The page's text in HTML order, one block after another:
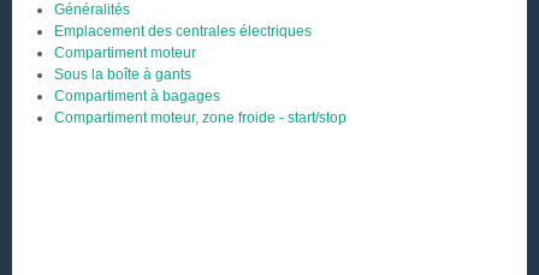
Généralités
Emplacement des centrales électriques
Compartiment moteur
Sous la boîte à gants
Compartiment à bagages
Compartiment moteur, zone froide - start/stop